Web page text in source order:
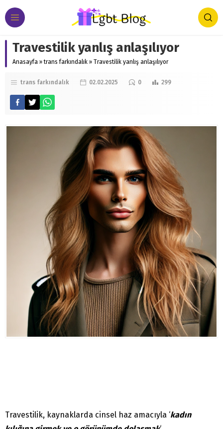
Travestilik yanlış anlaşılıyor
Anasayfa » trans farkındalık » Travestilik yanlış anlaşılıyor
trans farkındalık 02.02.2025 0 299
Travestilik, kaynaklarda cinsel haz amacıyla ‘kadın